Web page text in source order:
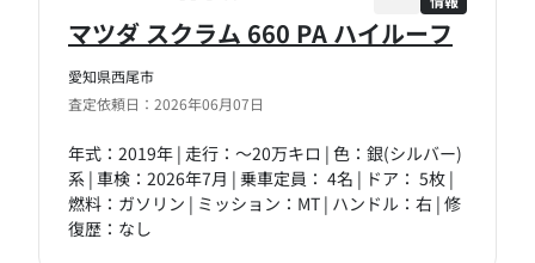
愛知県西尾市
査定依頼日：2026年06月07日
マツダ スクラム 660 PA ハイルーフ
年式：2019年 | 走行：～20万キロ | 色：銀(シルバー)
系 | 車検：2026年7月 | 乗車定員： 4名 | ドア： 5枚 |
燃料：ガソリン | ミッション：MT | ハンドル：右 | 修
復歴：なし